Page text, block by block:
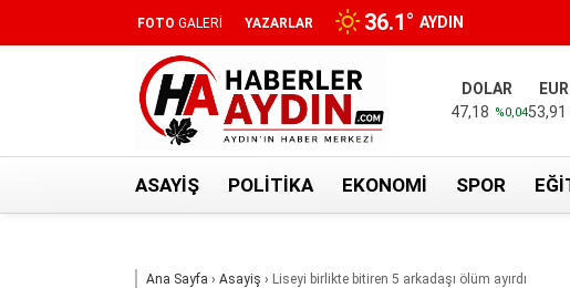
FOTO GALERİ YAZARLAR 36.1° AYDIN
DOLAR
47,18 %0,0453,91
ASAYIŞ POLITIKA EKONOMI SPOR
Ana Sayfa › Asayiş › Liseyi birlikte bitiren 5 arkadaşı ölüm ayırdı